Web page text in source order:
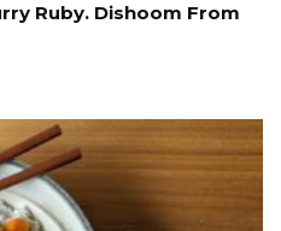
Ruby. Dishoom From